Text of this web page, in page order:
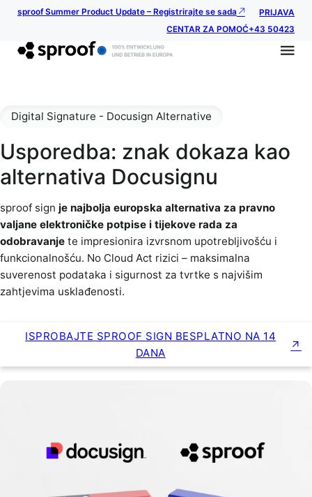
sproof Summer Product Update – Registrirajte se sada
PRIJAVA
CENTAR ZA POMOĆ+43 50423
Usporedba: znak dokaza kao
alternativa Docusignu
Digital Signature - Docusign Alternative
sproof sign je najbolja europska alternativa za pravno
valjane elektroničke potpise i tijekove rada za
odobravanje te impresionira izvrsnom upotrebljivošću i
funkcionalnošću. No Cloud Act rizici – maksimalna
suverenost podataka i sigurnost za tvrtke s najvišim
zahtjevima usklađenosti.
ISPROBAJTE SPROOF SIGN BESPLATNO NA 14
DANA